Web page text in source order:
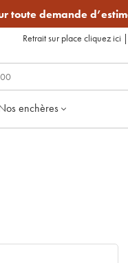
toute demande
Retrait sur place cliquez ici |
enchères